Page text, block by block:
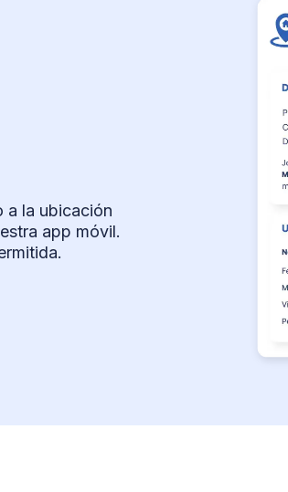
a la ubicación
app móvil.